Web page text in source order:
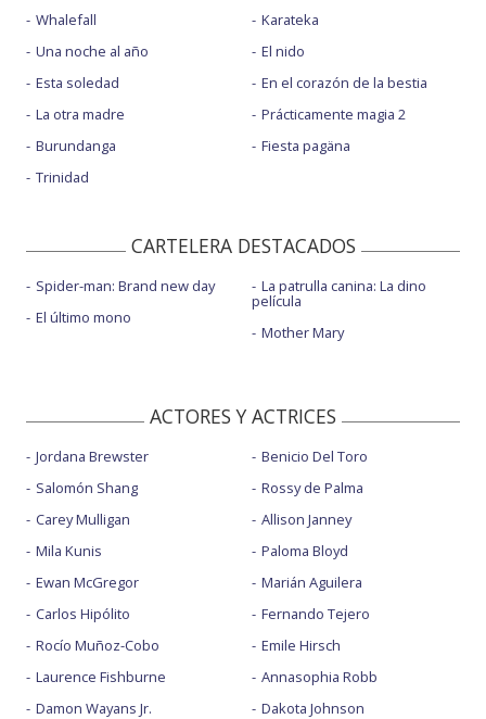
Whalefall
Una noche al año
Esta soledad
La otra madre
Burundanga
Trinidad
Karateka
El nido
En el corazón de la bestia
Prácticamente magia 2
Fiesta pagäna
CARTELERA DESTACADOS
Spider-man: Brand new day
El último mono
La patrulla canina: La dino
película
Mother Mary
ACTORES Y ACTRICES
Jordana Brewster
Salomón Shang
Carey Mulligan
Mila Kunis
Ewan McGregor
Carlos Hipólito
Rocío Muñoz-Cobo
Laurence Fishburne
Damon Wayans Jr.
Benicio Del Toro
Rossy de Palma
Allison Janney
Paloma Bloyd
Marián Aguilera
Fernando Tejero
Emile Hirsch
Annasophia Robb
Dakota Johnson